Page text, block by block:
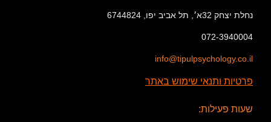
נחלת יצחק 32א׳, תל אביב יפו, 6744824
072-3940004
info@tipulpsychology.co.il
פרטיות ותנאי שימוש באתר
שעות פעילות: